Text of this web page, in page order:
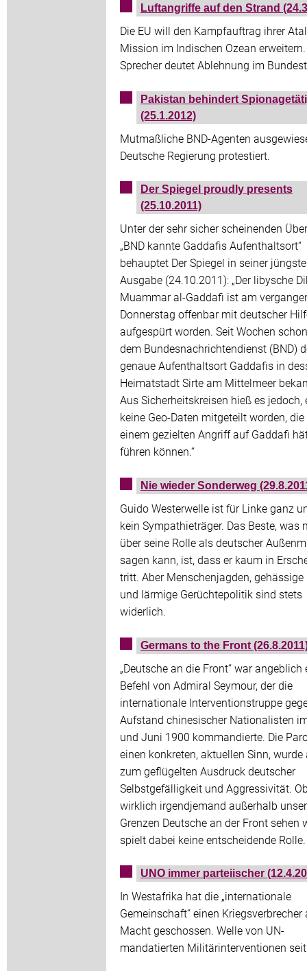
Luftangriffe auf den Strand
Die EU will den Kampfauftrag ihrer
Mission im Indischen Ozean erweitern.
Sprecher deutet Ablehnung im
Pakistan behindert
(25.1.2012)
Mutmaßliche BND-Agenten
Deutsche Regierung protestiert.
Der Spiegel proudly presents
(25.10.2011)
Unter der sehr sicher scheinenden
„BND kannte Gaddafis Aufenthaltsort“
behauptet Der Spiegel in seiner
Ausgabe (24.10.2011): „Der libysche
Muammar al-Gaddafi ist am
Donnerstag offenbar mit deutscher
aufgespürt worden. Seit Wochen
dem Bundesnachrichtendienst (BND)
genaue Aufenthaltsort Gaddafis in
Heimatstadt Sirte am Mittelmeer
Aus Sicherheitskreisen hieß es jedoch,
keine Geo-Daten mitgeteilt worden,
einem gezielten Angriff auf Gaddafi
führen können.“
Nie wieder Sonderweg
Guido Westerwelle ist für Linke ganz
kein Sympathieträger. Das Beste, was
über seine Rolle als deutscher
sagen kann, ist, dass er kaum in
tritt. Aber Menschenjagden, gehässige
und lärmige Gerüchtepolitik sind stets
widerlich.
Germans to the Front
„Deutsche an die Front“ war angeblich
Befehl von Admiral Seymour, der die
internationale Interventionstruppe
Aufstand chinesischer Nationalisten
und Juni 1900 kommandierte. Die
einen konkreten, aktuellen Sinn, wurde
zum geflügelten Ausdruck deutscher
Selbstgefälligkeit und Aggressivität.
wirklich irgendjemand außerhalb
Grenzen Deutsche an der Front sehen
spielt dabei keine entscheidende Rolle.
UNO immer parteiischer
In Westafrika hat die „internationale
Gemeinschaft“ einen Kriegsverbrecher
Macht geschossen. Welle von UN-
mandatierten Militärinterventionen